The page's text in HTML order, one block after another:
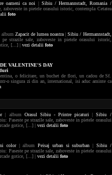
oameni ca noi | Sibiu / Hermannstadt,Romania /
zaboveste in pietele orasului istoric, contempla Cetatea
foto
Zapacit de lumea noastra |Sibiu / Hermannstadt,
strazile sale, zaboveste in pietele orasului istoric,
[...] | vezi detalii foto
VALENTINE'S DAY
o felicitare, un buchet de flori, un cadou de Sf.
o singura zi din an, international, isi aduc aminte ca
| album Orasul Sibiu - Printre picaturi |Sibiu /
Paseste pe strazile sale, zaboveste in pietele orasului
gotice, [...] | vezi detalii foto
color| albumPeisaj urban si suburban | Sibiu /
Paseste pe strazile sale, zaboveste in pietele orasului
gotice, [...] | vezi detalii foto